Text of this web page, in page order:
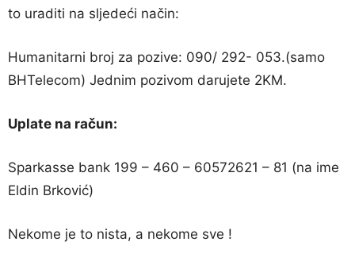
to uraditi na sljedeći način:
Humanitarni broj za pozive: 090/ 292- 053.(samo
BHTelecom) Jednim pozivom darujete 2KM.
Uplate na račun:
Sparkasse bank 199 – 460 – 60572621 – 81 (na ime
Eldin Brković)
Nekome je to nista, a nekome sve !